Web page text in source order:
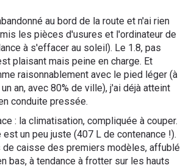
au bord de la route et n'ai rien
les pièces d'usures et l'ordinateur de
à s'effacer au soleil). Le 1.8, pas
plaisant mais peine en charge. Et
raisonnablement avec le pied léger (à
an, avec 80% de ville), j'ai déjà atteint
conduite pressée.
: la climatisation, compliquée à couper.
un peu juste (407 L de contenance !).
de caisse des premiers modèles, affublé
bas, à tendance à frotter sur les hauts